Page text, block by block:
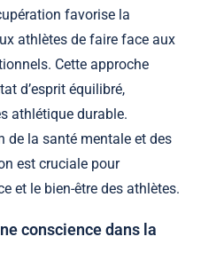
favorise la
athlètes de faire face aux
Cette approche
d’esprit équilibré,
athlétique durable.
de la santé mentale et des
est cruciale pour
et le bien-être des athlètes.
conscience dans la